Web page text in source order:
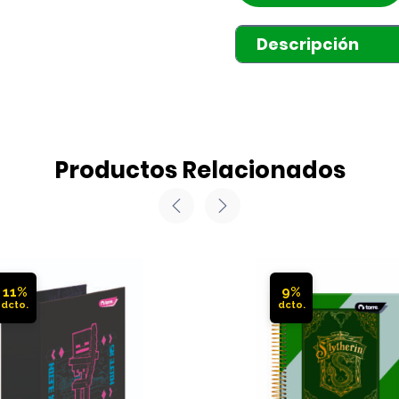
Descripción
Productos Relacionados
11% 9%